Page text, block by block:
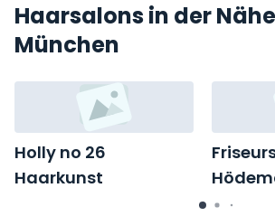
Haarsalons in der
München
Holly no 26
Haarkunst